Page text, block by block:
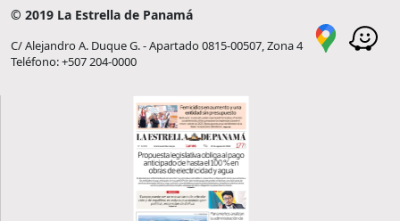
© 2019 La Estrella de Panamá
C/ Alejandro A. Duque G. - Apartado 0815-00507, Zona 4
Teléfono: +507 204-0000